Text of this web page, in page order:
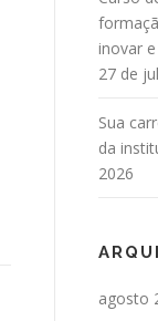
inovar
27 de
Sua
da
2026
agosto